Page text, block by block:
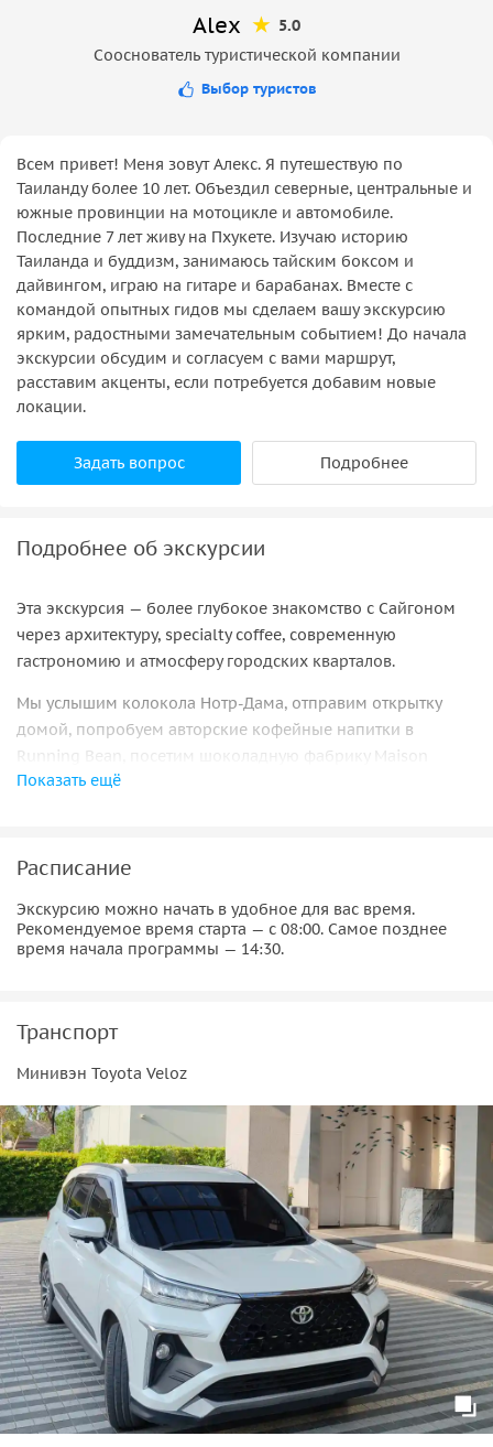
Alex
5.0
Сооснователь туристической компании
Выбор туристов
Всем привет! Меня зовут Алекс. Я путешествую по
Таиланду более 10 лет. Объездил северные, центральные и
южные провинции на мотоцикле и автомобиле.
Последние 7 лет живу на Пхукете. Изучаю историю
Таиланда и буддизм, занимаюсь тайским боксом и
дайвингом, играю на гитаре и барабанах. Вместе с
командой опытных гидов мы сделаем вашу экскурсию
ярким, радостными замечательным событием! До начала
экскурсии обсудим и согласуем с вами маршрут,
расставим акценты, если потребуется добавим новые
локации.
Задать вопрос Подробнее
Подробнее об экскурсии
Эта экскурсия — более глубокое знакомство с Сайгоном
через архитектуру, specialty coffee, современную
гастрономию и атмосферу городских кварталов.
Мы услышим колокола Нотр-Дама, отправим открытку
домой, попробуем авторские кофейные напитки в
Running Bean, посетим шоколадную фабрику Maison
Marou и завершим день бокалом шампанского на 51
Показать ещё
Расписание
Экскурсию можно начать в удобное для вас время.
Рекомендуемое время старта — с 08:00. Самое позднее
время начала программы — 14:30.
Транспорт
Минивэн Toyota Veloz